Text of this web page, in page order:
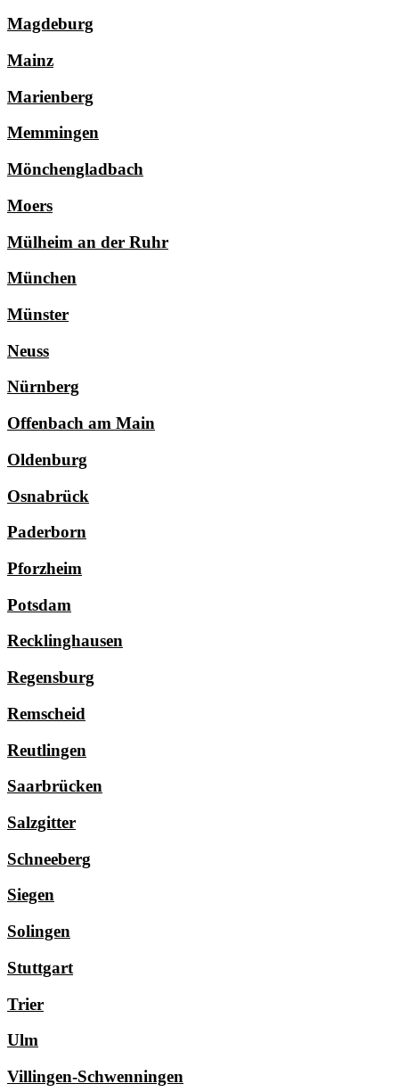
Magdeburg
Mainz
Marienberg
Memmingen
Mönchengladbach
Moers
Mülheim an der Ruhr
München
Münster
Neuss
Nürnberg
Offenbach am Main
Oldenburg
Osnabrück
Paderborn
Pforzheim
Potsdam
Recklinghausen
Regensburg
Remscheid
Reutlingen
Saarbrücken
Salzgitter
Schneeberg
Siegen
Solingen
Stuttgart
Trier
Ulm
Villingen-Schwenningen